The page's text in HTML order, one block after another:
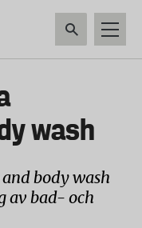
wash
body wash
av bad- och